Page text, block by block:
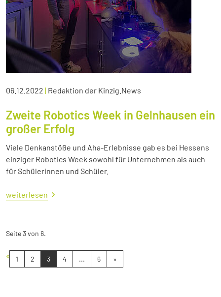
06.12.2022 | Redaktion der Kinzig.News
Zweite Robotics Week in Gelnhausen ein
großer Erfolg
Viele Denkanstöße und Aha-Erlebnisse gab es bei Hessens
einziger Robotics Week sowohl für Unternehmen als auch
für Schülerinnen und Schüler.
weiterlesen
Seite 3 von 6.
« 1 2 3 4 ... 6 »